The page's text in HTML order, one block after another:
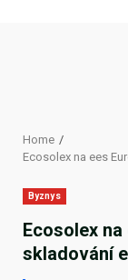
Home
Ecosolex na ees
Byznys
Ecosolex
skladování